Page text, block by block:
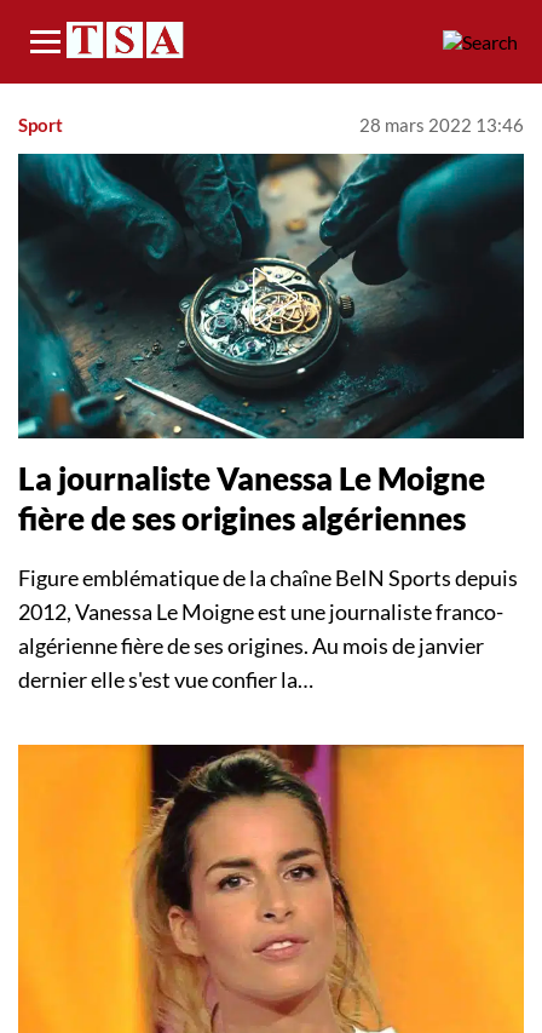
Menu
Sport 28 mars 2022 13:46
La journaliste Vanessa Le Moigne
fière de ses origines algériennes
Figure emblématique de la chaîne BeIN Sports depuis
2012, Vanessa Le Moigne est une journaliste franco-
algérienne fière de ses origines. Au mois de janvier
dernier elle s'est vue confier la…